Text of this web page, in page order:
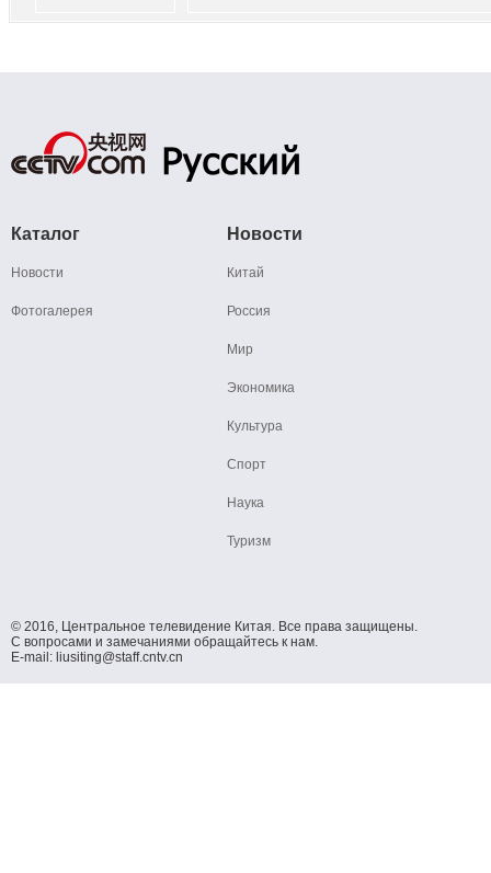
Каталог
Новости
Фотогалерея
Новости
Китай
Россия
Мир
Экономика
Культура
Спорт
Наука
Туризм
© 2016, Центральное телевидение Китая. Все права защищены.
С вопросами и замечаниями обращайтесь к нам.
E-mail: liusiting@staff.cntv.cn